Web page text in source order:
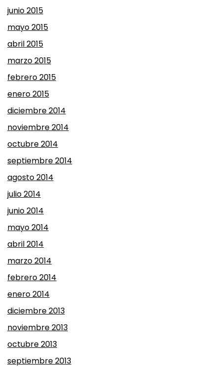
junio 2015
mayo 2015
abril 2015
marzo 2015
febrero 2015
enero 2015
diciembre 2014
noviembre 2014
octubre 2014
septiembre 2014
agosto 2014
julio 2014
junio 2014
mayo 2014
abril 2014
marzo 2014
febrero 2014
enero 2014
diciembre 2013
noviembre 2013
octubre 2013
septiembre 2013